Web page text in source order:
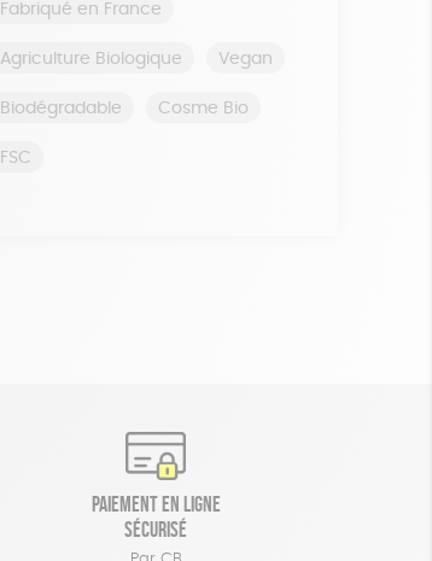
Fabriqué en France
Agriculture Biologique Vegan
Biodégradable Cosme Bio
FSC
Paiement en ligne
sécurisé